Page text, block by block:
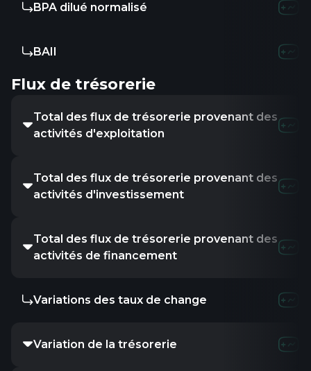
BPA dilué normalisé
BAII
Flux de trésorerie
Total des flux de trésorerie provenant des
activités d'exploitation
Total des flux de trésorerie provenant des
activités d'investissement
Total des flux de trésorerie provenant des
activités de financement
Variations des taux de change
Variation de la trésorerie